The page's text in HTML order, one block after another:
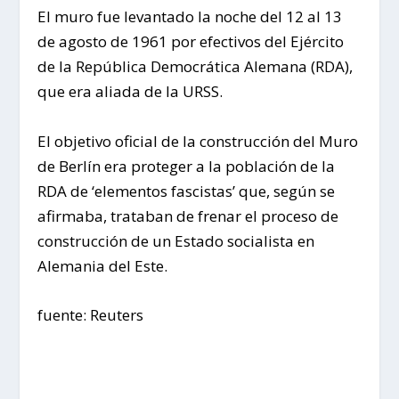
El muro fue levantado la noche del 12 al 13
de agosto de 1961 por efectivos del Ejército
de la República Democrática Alemana (RDA),
que era aliada de la URSS.
El objetivo oficial de la construcción del Muro
de Berlín era proteger a la población de la
RDA de ‘elementos fascistas’ que, según se
afirmaba, trataban de frenar el proceso de
construcción de un Estado socialista en
Alemania del Este.
fuente: Reuters